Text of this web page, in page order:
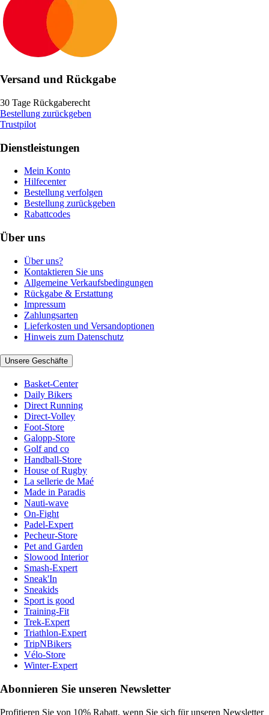
Versand und Rückgabe
30 Tage Rückgaberecht
Bestellung zurückgeben
Trustpilot
Dienstleistungen
Mein Konto
Hilfecenter
Bestellung verfolgen
Bestellung zurückgeben
Rabattcodes
Über uns
Über uns?
Kontaktieren Sie uns
Allgemeine Verkaufsbedingungen
Rückgabe & Erstattung
Impressum
Zahlungsarten
Lieferkosten und Versandoptionen
Hinweis zum Datenschutz
Unsere Geschäfte
Basket-Center
Daily Bikers
Direct Running
Direct-Volley
Foot-Store
Galopp-Store
Golf and co
Handball-Store
House of Rugby
La sellerie de Maé
Made in Paradis
Nauti-wave
On-Fight
Padel-Expert
Pecheur-Store
Pet and Garden
Slowood Interior
Smash-Expert
Sneak'In
Sneakids
Sport is good
Training-Fit
Trek-Expert
Triathlon-Expert
TripNBikers
Vélo-Store
Winter-Expert
Abonnieren Sie unseren Newsletter
Profitieren Sie von 10% Rabatt, wenn Sie sich für unseren Newsletter